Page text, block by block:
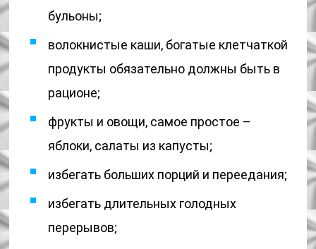
бульоны;
волокнистые каши, богатые клетчаткой
продукты обязательно должны быть в
рационе;
фрукты и овощи, самое простое –
яблоки, салаты из капусты;
избегать больших порций и переедания;
избегать длительных голодных
перерывов;